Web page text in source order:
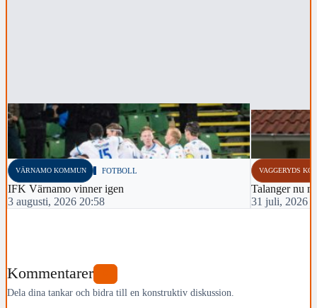
VÄRNAMO KOMMUN FOTBOLL
IFK Värnamo vinner igen
3 augusti, 2026 20:58
VAGGERYDS
Talanger nu
31 juli, 2026
Kommentarer
Dela dina tankar och bidra till en konstruktiv diskussion.